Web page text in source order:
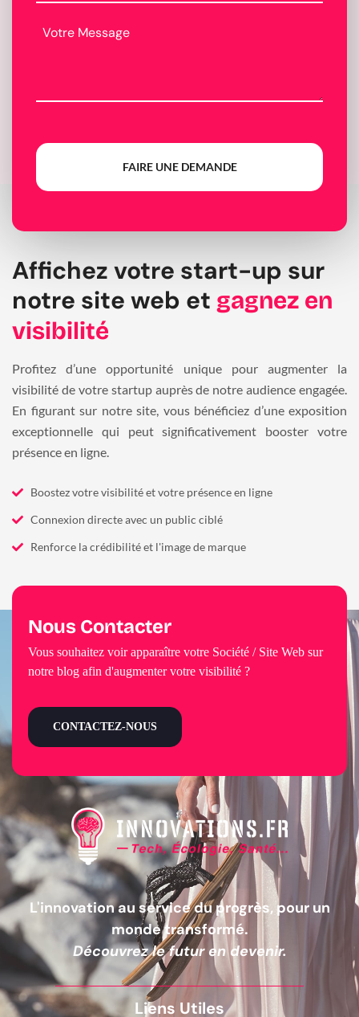
FAIRE UNE DEMANDE
Affichez votre start-up sur
notre site web et gagnez en
visibilité
Profitez d’une opportunité unique pour augmenter la
visibilité de votre startup auprès de notre audience engagée.
En figurant sur notre site, vous bénéficiez d’une exposition
exceptionnelle qui peut significativement booster votre
présence en ligne.
Boostez votre visibilité et votre présence en ligne
Connexion directe avec un public ciblé
Renforce la crédibilité et l'image de marque
L'innovation au service du progrès, pour un
monde transformé.
Découvrez le futur en devenir.
Liens Utiles
Nous Contacter
Vous souhaitez voir apparaître votre Société / Site Web sur
notre blog afin d'augmenter votre visibilité ?
CONTACTEZ-NOUS